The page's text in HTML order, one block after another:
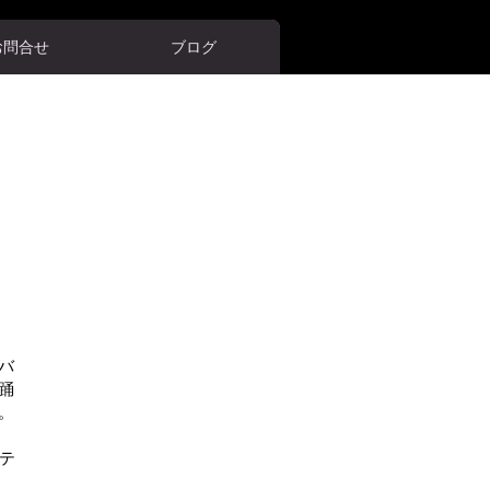
問合せ ブログ